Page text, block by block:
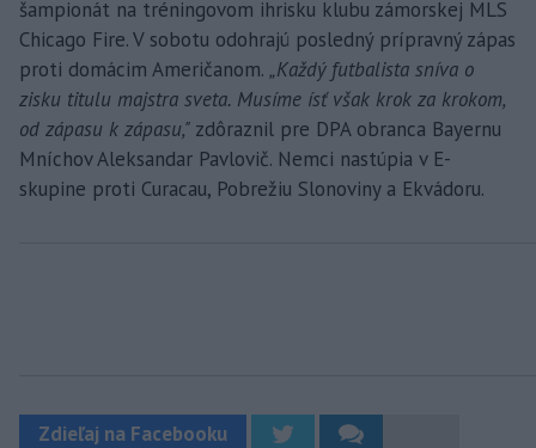
šampionát na tréningovom ihrisku klubu zámorskej MLS
Chicago Fire. V sobotu odohrajú posledný prípravný zápas
proti domácim Američanom. „Každý futbalista sníva o
zisku titulu majstra sveta. Musíme ísť však krok za krokom,
od zápasu k zápasu," zdôraznil pre DPA obranca Bayernu
Mníchov Aleksandar Pavlovič. Nemci nastúpia v E-
skupine proti Curacau, Pobrežiu Slonoviny a Ekvádoru.
Zdieľaj na Facebooku